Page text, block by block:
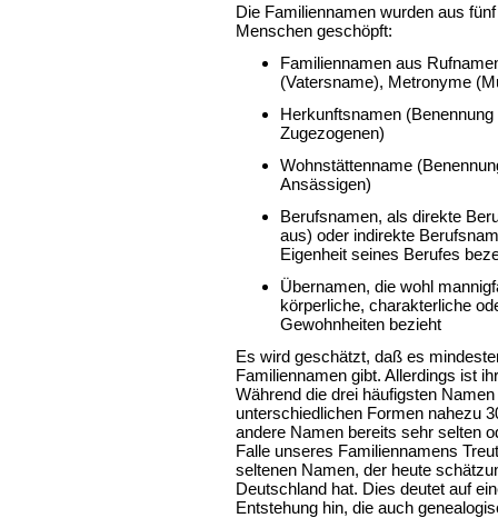
Die Familiennamen wurden aus
Menschen geschöpft:
Familiennamen aus
(Vatersname), Metronyme
Herkunftsnamen
Zugezogenen)
Wohnstättenname
Ansässigen)
Berufsnamen, als direkte
aus) oder indirekte
Eigenheit seines Berufes
Übernamen, die wohl
körperliche, charakterliche
Gewohnheiten bezieht
Es wird geschätzt, daß es
Familiennamen gibt. Allerdings ist
Während die drei häufigsten
unterschiedlichen Formen nahezu
andere Namen bereits sehr selten
Falle unseres Familiennamens
seltenen Namen, der heute
Deutschland hat. Dies deutet auf
Entstehung hin, die auch